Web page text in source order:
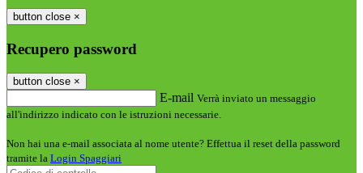
button close ×
Recupero password
button close ×
E-mail Verrà inviato un messaggio
all'indirizzo indicato con le istruzioni necessarie.
Non hai una e-mail associata al nome utente? Effettua il reset della password
tramite la Login Spaggiari